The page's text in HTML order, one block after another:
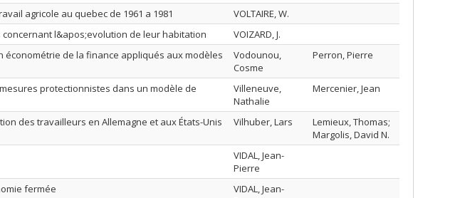
agricole au quebec de 1961 a 1981
VOLTAIRE, W.
l&apos;evolution de leur habitation
VOIZARD, J.
économétrie de la finance appliqués aux modèles
Vodounou,
Cosme
Perron, Pierre
protectionnistes dans un modèle de
Villeneuve,
Nathalie
Mercenier, Jean
des travailleurs en Allemagne et aux États-Unis Vilhuber, Lars
Lemieux, Thomas;
Margolis, David N.
VIDAL, Jean-
Pierre
fermée
VIDAL, Jean-